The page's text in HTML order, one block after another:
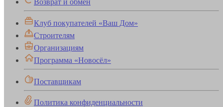
Клуб покупателей «Ваш Дом»
Строителям
Организациям
Программа «Новосёл»
Поставщикам
Политика конфиденциальности